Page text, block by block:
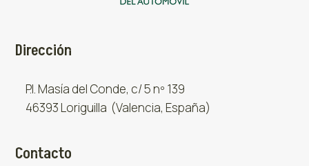
Dirección
P.I. Masía del Conde, c/ 5 nº 139
46393 Loriguilla (Valencia, España)
Contacto